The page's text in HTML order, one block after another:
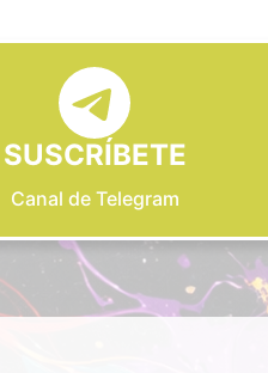
SUSCRÍBETE
Canal de Telegram